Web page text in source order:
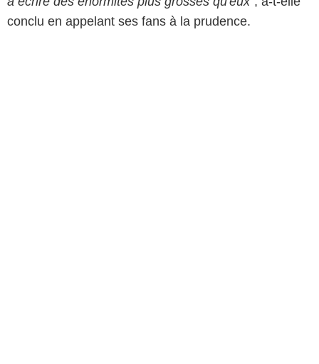
conclu en appelant ses fans à la prudence.